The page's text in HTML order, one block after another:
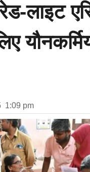
लाइट
1:09 pm